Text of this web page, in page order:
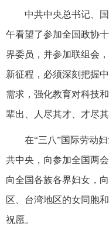
中共中央总书记、
午看望了参加全国政协
界委员，并参加联组会
新征程，必须深刻把握
需求，强化教育对科技
辈出、人尽其才、才尽其
在“三八”国际劳动
共中央，向参加全国两
向全国各族各界妇女，
区、台湾地区的女同胞
祝愿。